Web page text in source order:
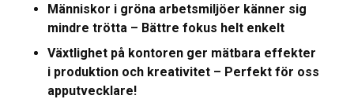
Människor i gröna arbetsmiljöer känner sig
mindre trötta – Bättre fokus helt enkelt
Växtlighet på kontoren ger mätbara effekter
i produktion och kreativitet – Perfekt för oss
apputvecklare!